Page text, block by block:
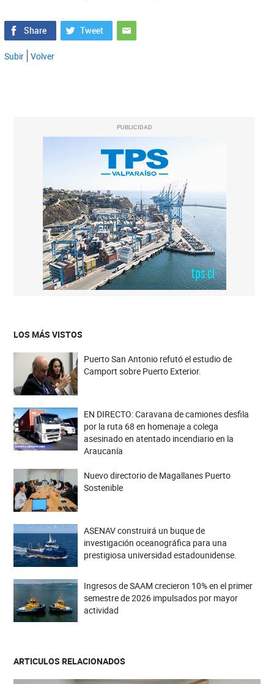
Subir Volver
PUBLICIDAD
LOS MÁS VISTOS
Puerto San Antonio refutó el estudio de
Camport sobre Puerto Exterior.
EN DIRECTO: Caravana de camiones desfila
por la ruta 68 en homenaje a colega
asesinado en atentado incendiario en la
Araucanía
Nuevo directorio de Magallanes Puerto
Sostenible
ASENAV construirá un buque de
investigación oceanográfica para una
prestigiosa universidad estadounidense.
Ingresos de SAAM crecieron 10% en el primer
semestre de 2026 impulsados por mayor
actividad
ARTICULOS RELACIONADOS